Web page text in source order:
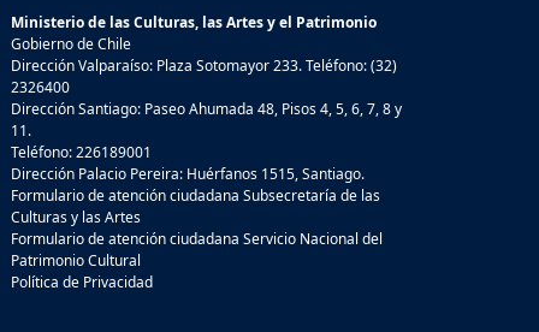
Ministerio de las Culturas, las Artes y el Patrimonio
Gobierno de Chile
Dirección Valparaíso: Plaza Sotomayor 233. Teléfono: (32)
2326400
Dirección Santiago: Paseo Ahumada 48, Pisos 4, 5, 6, 7, 8 y
11.
Teléfono: 226189001
Dirección Palacio Pereira: Huérfanos 1515, Santiago.
Formulario de atención ciudadana Subsecretaría de las
Culturas y las Artes
Formulario de atención ciudadana Servicio Nacional del
Patrimonio Cultural
Política de Privacidad